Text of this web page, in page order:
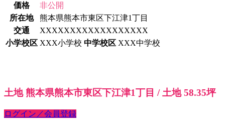
価格
非公開
所在地
熊本県熊本市東区下江津1丁目
交通
XXXXXXXXXXXXXXXXXX
小学校区 XXX小学校 中学校区 XXX中学校
土地 熊本県熊本市東区下江津1丁目 / 土地 58.35坪
ログイン／会員登録